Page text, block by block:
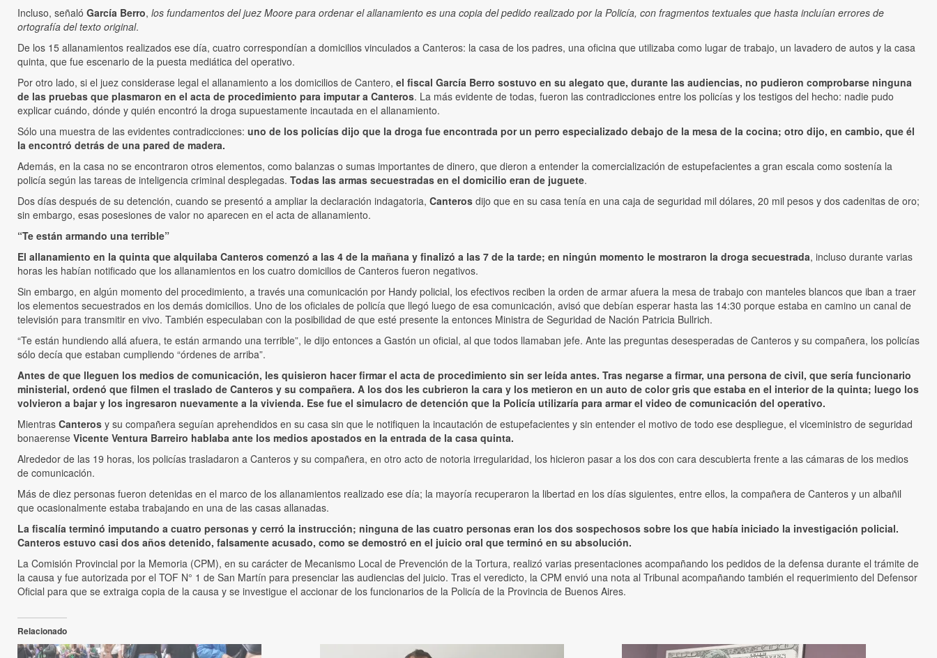
Incluso, señaló García Berro, los fundamentos del juez Moore para ordenar el allanamiento es una copia del pedido realizado por la Policía, con fragmentos textuales que hasta incluían errores de
ortografía del texto original.
De los 15 allanamientos realizados ese día, cuatro correspondían a domicilios vinculados a Canteros: la casa de los padres, una oficina que utilizaba como lugar de trabajo, un lavadero de autos y la casa
quinta, que fue escenario de la puesta mediática del operativo.
Por otro lado, si el juez considerase legal el allanamiento a los domicilios de Cantero, el fiscal García Berro sostuvo en su alegato que, durante las audiencias, no pudieron comprobarse ninguna
de las pruebas que plasmaron en el acta de procedimiento para imputar a Canteros. La más evidente de todas, fueron las contradicciones entre los policías y los testigos del hecho: nadie pudo
explicar cuándo, dónde y quién encontró la droga supuestamente incautada en el allanamiento.
Sólo una muestra de las evidentes contradicciones: uno de los policías dijo que la droga fue encontrada por un perro especializado debajo de la mesa de la cocina; otro dijo, en cambio, que él
la encontró detrás de una pared de madera.
Además, en la casa no se encontraron otros elementos, como balanzas o sumas importantes de dinero, que dieron a entender la comercialización de estupefacientes a gran escala como sostenía la
policía según las tareas de inteligencia criminal desplegadas. Todas las armas secuestradas en el domicilio eran de juguete.
Dos días después de su detención, cuando se presentó a ampliar la declaración indagatoria, Canteros dijo que en su casa tenía en una caja de seguridad mil dólares, 20 mil pesos y dos cadenitas de oro;
sin embargo, esas posesiones de valor no aparecen en el acta de allanamiento.
“Te están armando una terrible”
El allanamiento en la quinta que alquilaba Canteros comenzó a las 4 de la mañana y finalizó a las 7 de la tarde; en ningún momento le mostraron la droga secuestrada, incluso durante varias
horas les habían notificado que los allanamientos en los cuatro domicilios de Canteros fueron negativos.
Sin embargo, en algún momento del procedimiento, a través una comunicación por Handy policial, los efectivos reciben la orden de armar afuera la mesa de trabajo con manteles blancos que iban a traer
los elementos secuestrados en los demás domicilios. Uno de los oficiales de policía que llegó luego de esa comunicación, avisó que debían esperar hasta las 14:30 porque estaba en camino un canal de
televisión para transmitir en vivo. También especulaban con la posibilidad de que esté presente la entonces Ministra de Seguridad de Nación Patricia Bullrich.
“Te están hundiendo allá afuera, te están armando una terrible”, le dijo entonces a Gastón un oficial, al que todos llamaban jefe. Ante las preguntas desesperadas de Canteros y su compañera, los policías
sólo decía que estaban cumpliendo “órdenes de arriba”.
Antes de que lleguen los medios de comunicación, les quisieron hacer firmar el acta de procedimiento sin ser leída antes. Tras negarse a firmar, una persona de civil, que sería funcionario
ministerial, ordenó que filmen el traslado de Canteros y su compañera. A los dos les cubrieron la cara y los metieron en un auto de color gris que estaba en el interior de la quinta; luego los
volvieron a bajar y los ingresaron nuevamente a la vivienda. Ese fue el simulacro de detención que la Policía utilizaría para armar el video de comunicación del operativo.
Mientras Canteros y su compañera seguían aprehendidos en su casa sin que le notifiquen la incautación de estupefacientes y sin entender el motivo de todo ese despliegue, el viceministro de seguridad
bonaerense Vicente Ventura Barreiro hablaba ante los medios apostados en la entrada de la casa quinta.
Alrededor de las 19 horas, los policías trasladaron a Canteros y su compañera, en otro acto de notoria irregularidad, los hicieron pasar a los dos con cara descubierta frente a las cámaras de los medios
de comunicación.
Más de diez personas fueron detenidas en el marco de los allanamientos realizado ese día; la mayoría recuperaron la libertad en los días siguientes, entre ellos, la compañera de Canteros y un albañil
que ocasionalmente estaba trabajando en una de las casas allanadas.
La fiscalía terminó imputando a cuatro personas y cerró la instrucción; ninguna de las cuatro personas eran los dos sospechosos sobre los que había iniciado la investigación policial.
Canteros estuvo casi dos años detenido, falsamente acusado, como se demostró en el juicio oral que terminó en su absolución.
La Comisión Provincial por la Memoria (CPM), en su carácter de Mecanismo Local de Prevención de la Tortura, realizó varias presentaciones acompañando los pedidos de la defensa durante el trámite de
la causa y fue autorizada por el TOF N° 1 de San Martín para presenciar las audiencias del juicio. Tras el veredicto, la CPM envió una nota al Tribunal acompañando también el requerimiento del Defensor
Oficial para que se extraiga copia de la causa y se investigue el accionar de los funcionarios de la Policía de la Provincia de Buenos Aires.
Relacionado